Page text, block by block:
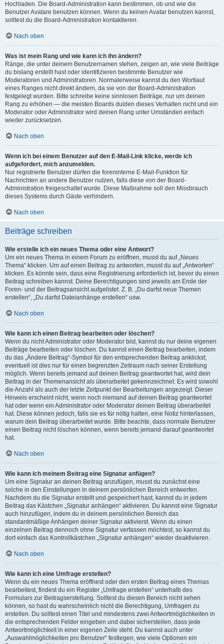
Hochladen. Die Board-Administration kann bestimmen, ob und wie die
Benutzer Avatare benutzen können. Wenn du keinen Avatar benutzen kannst,
solltest du die Board-Administration kontaktieren.
Nach oben
Was ist mein Rang und wie kann ich ihn ändern?
Ränge, die unter deinem Benutzernamen stehen, zeigen an, wie viele Beiträge
du bislang erstellt hast oder identifizieren bestimmte Benutzer wie
Moderatoren und Administratoren. Normalerweise kannst du den Wortlaut
eines Ranges nicht direkt ändern, da sie von der Board-Administration
festgelegt wurden. Bitte schreibe keine sinnlosen Beiträge, nur um deinen
Rang zu erhöhen — die meisten Boards dulden dieses Verhalten nicht und ein
Moderator oder Administrator wird deinen Rang unter Umständen einfach
wieder zurücksetzen.
Nach oben
Wenn ich bei einem Benutzer auf den E-Mail-Link klicke, werde ich
aufgefordert, mich anzumelden.
Nur registrierte Benutzer dürfen die foreninterne E-Mail-Funktion für
Nachrichten an andere Benutzer nutzen, falls diese von der Board-
Administration freigeschaltet wurde. Diese Maßnahme soll den Missbrauch
dieses Systems durch Gäste verhindern.
Nach oben
Beiträge schreiben
Wie erstelle ich ein neues Thema oder eine Antwort?
Um ein neues Thema in einem Forum zu eröffnen, musst du auf „Neues
Thema“ klicken. Um auf einen Beitrag zu antworten, musst du auf „Antworten“
klicken. Es könnte sein, dass eine Registrierung erforderlich ist, bevor du einen
Beitrag schreiben kannst. Deine Berechtigungen sind jeweils am Ende der
Foren- und der Beitragsansicht aufgelistet. Z. B. „Du darfst neue Themen
erstellen“, „Du darfst Dateianhänge erstellen“ usw.
Nach oben
Wie kann ich einen Beitrag bearbeiten oder löschen?
Wenn du nicht Administrator oder Moderator bist, kannst du nur deine eigenen
Beiträge bearbeiten oder löschen. Du kannst einen Beitrag bearbeiten, indem
du das „Ändere Beitrag“-Symbol für den entsprechenden Beitrag anklickst;
eventuell ist dies nur für einen begrenzten Zeitraum nach seiner Erstellung
möglich. Wenn bereits jemand auf deinen Beitrag geantwortet hat, wird dein
Beitrag in der Themenansicht als überarbeitet gekennzeichnet. Es wird sowohl
die Anzahl als auch der letzte Zeitpunkt der Bearbeitungen angezeigt. Dieser
Hinweis erscheint nicht, wenn noch niemand auf deinen Beitrag geantwortet
hat oder wenn ein Administrator oder Moderator deinen Beitrag überarbeitet
hat. Diese können jedoch, falls sie es für nötig halten, eine Notiz hinterlassen,
warum dein Beitrag überarbeitet wurde. Bitte beachte, dass normale Benutzer
einen Beitrag nicht löschen können, wenn bereits jemand darauf geantwortet
hat.
Nach oben
Wie kann ich meinem Beitrag eine Signatur anfügen?
Um eine Signatur an deinen Beitrag anzufügen, musst du zunächst eine
solche in den Einstellungen in deinem persönlichen Bereich entwerfen.
Nachdem du die Signatur erstellt und gespeichert hast, kannst du in jedem
Beitrag das Kästchen „Signatur anhängen“ aktivieren. Du kannst eine Signatur
auch hinzufügen, indem du in deinem persönlichen Bereich das
standardmäßige Anhängen deiner Signatur aktivierst. Wenn du einen
einzelnen Beitrag dennoch ohne Signatur verfassen möchtest, so kannst du
dort einfach das Kontrollkästchen „Signatur anhängen“ wieder deaktivieren.
Nach oben
Wie kann ich eine Umfrage erstellen?
Wenn du ein neues Thema eröffnest oder den ersten Beitrag eines Themas
bearbeitest, findest du ein Register „Umfrage erstellen“ unterhalb des
Formulars zur Beitragserstellung. Solltest du diesen Bereich nicht sehen
können, so hast du wahrscheinlich nicht die Berechtigung, Umfragen zu
erstellen. Du solltest einen Titel und mindestens zwei Antwortmöglichkeiten in
die entsprechenden Felder eingeben und dabei sicherstellen, dass jede
Antwortmöglichkeit in einer eigenen Zeile steht. Du kannst auch unter
„Auswahlmöglichkeiten pro Benutzer“ festlegen, wie viele Optionen ein